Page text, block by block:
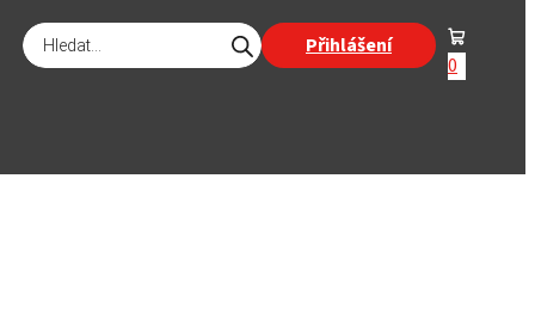
Products
search Přihlášení
0